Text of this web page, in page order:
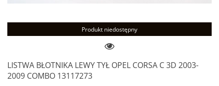
Produkt niedostępny
LISTWA BŁOTNIKA LEWY TYŁ OPEL CORSA C 3D 2003-
2009 COMBO 13117273